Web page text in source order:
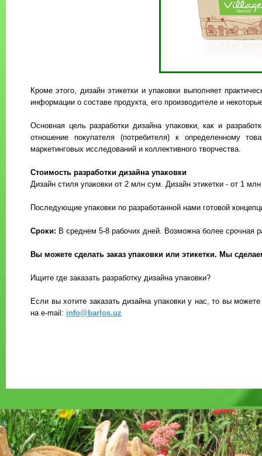
Кроме этого, дизайн этикетки и упаковки выполняет
информации о составе продукта, его производителе и
Основная цель разработки дизайна упаковки, как и
отношение покупателя (потребителя) к определенному
маркетинговых исследований и коллективного творчества.
Стоимость разработки дизайна упаковки
Дизайн стиля упаковки от 2 млн сум. Дизайн этикетки - от 1
Последующие упаковки по разработанной нами готовой
Сроки: В среднем 5-8 рабочих дней. Возможна более срочная
Вы можете сделать заказ упаковки или этикетки. Мы
Ищите где заказать разработку дизайна упаковки?
Если вы хотите заказать дизайна упаковки у нас, то вы
на e-mail: info@barlos.uz